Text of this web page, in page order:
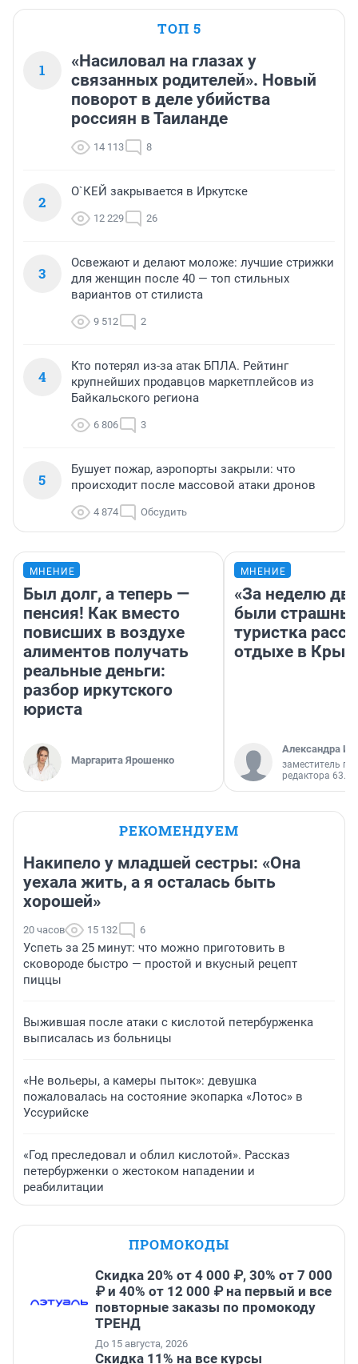
ТОП 5
1
«Насиловал на глазах у
связанных родителей». Новый
поворот в деле убийства
россиян в Таиланде
14 113 8
2
О`КЕЙ закрывается в Иркутске
12 229 26
3
Освежают и делают моложе: лучшие стрижки
для женщин после 40 — топ стильных
вариантов от стилиста
9 512 2
4
Кто потерял из-за атак БПЛА. Рейтинг
крупнейших продавцов маркетплейсов из
Байкальского региона
6 806 3
5
Бушует пожар, аэропорты закрыли: что
происходит после массовой атаки дронов
4 874 Обсудить
МНЕНИЕ
Был долг, а теперь —
пенсия! Как вместо
повисших в воздухе
алиментов получать
реальные деньги:
разбор иркутского
юриста
Маргарита Ярошенко
МНЕНИЕ
«За неделю
были
туристка
отдыхе в
Александра
заместитель
редактора 63.RU
РЕКОМЕНДУЕМ
Накипело у младшей сестры: «Она
уехала жить, а я осталась быть
хорошей»
20 часов 15 132 6
Успеть за 25 минут: что можно приготовить в
сковороде быстро — простой и вкусный рецепт
пиццы
Выжившая после атаки с кислотой петербурженка
выписалась из больницы
«Не вольеры, а камеры пыток»: девушка
пожаловалась на состояние экопарка «Лотос» в
Уссурийске
«Год преследовал и облил кислотой». Рассказ
петербурженки о жестоком нападении и
реабилитации
ПРОМОКОДЫ
Скидка 20% от 4 000 ₽, 30% от 7 000
₽ и 40% от 12 000 ₽ на первый и все
повторные заказы по промокоду
ТРЕНД
До 15 августа, 2026
Скидка 11% на все курсы